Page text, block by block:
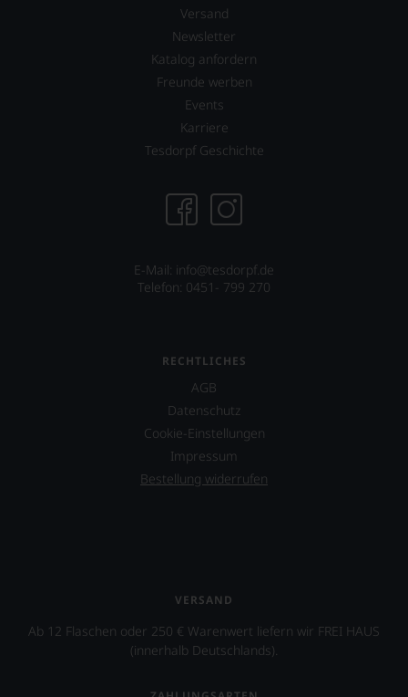
Versand
Newsletter
Katalog anfordern
Freunde werben
Events
Karriere
Tesdorpf Geschichte
E-Mail: info@tesdorpf.de
Telefon: 0451- 799 270
RECHTLICHES
AGB
Datenschutz
Cookie-Einstellungen
Impressum
Bestellung widerrufen
VERSAND
Ab 12 Flaschen oder 250 € Warenwert liefern wir FREI HAUS
(innerhalb Deutschlands).